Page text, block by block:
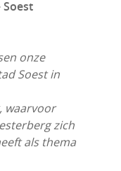
onze
Soest in
waarvoor
zich
als thema
erfgoed
&